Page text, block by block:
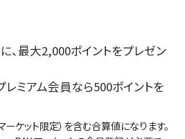
、最大2,000ポイントをプレゼン
レミアム会員なら500ポイントを
ーケット限定）を含む合算値になります。